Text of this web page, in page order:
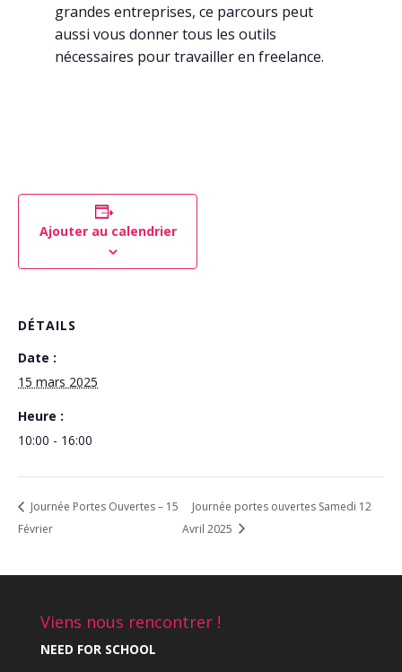
grandes entreprises, ce parcours peut
aussi vous donner tous les outils
nécessaires pour travailler en freelance.
Ajouter au calendrier
DÉTAILS
Date :
15 mars 2025
Heure :
10:00 - 16:00
Journée Portes Ouvertes – 15
Février
Journée portes ouvertes Samedi 12
Avril 2025
Viens nous rencontrer !
NEED FOR SCHOOL